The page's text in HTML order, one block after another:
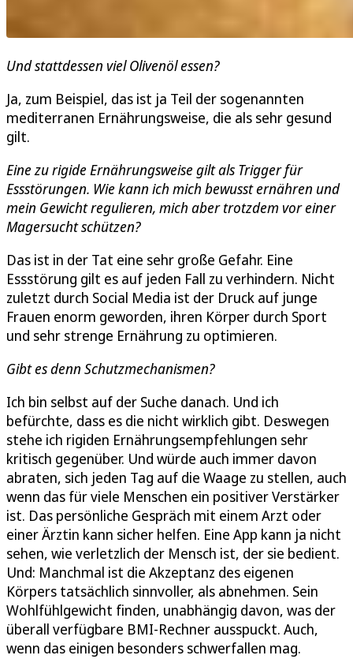
Und stattdessen viel Olivenöl essen?
Ja, zum Beispiel, das ist ja Teil der sogenannten
mediterranen Ernährungsweise, die als sehr gesund
gilt.
Eine zu rigide Ernährungsweise gilt als Trigger für
Essstörungen. Wie kann ich mich bewusst ernähren und
mein Gewicht regulieren, mich aber trotzdem vor einer
Magersucht schützen?
Das ist in der Tat eine sehr große Gefahr. Eine
Essstörung gilt es auf jeden Fall zu verhindern. Nicht
zuletzt durch Social Media ist der Druck auf junge
Frauen enorm geworden, ihren Körper durch Sport
und sehr strenge Ernährung zu optimieren.
Gibt es denn Schutzmechanismen?
Ich bin selbst auf der Suche danach. Und ich
befürchte, dass es die nicht wirklich gibt. Deswegen
stehe ich rigiden Ernährungsempfehlungen sehr
kritisch gegenüber. Und würde auch immer davon
abraten, sich jeden Tag auf die Waage zu stellen, auch
wenn das für viele Menschen ein positiver Verstärker
ist. Das persönliche Gespräch mit einem Arzt oder
einer Ärztin kann sicher helfen. Eine App kann ja nicht
sehen, wie verletzlich der Mensch ist, der sie bedient.
Und: Manchmal ist die Akzeptanz des eigenen
Körpers tatsächlich sinnvoller, als abnehmen. Sein
Wohlfühlgewicht finden, unabhängig davon, was der
überall verfügbare BMI-Rechner ausspuckt. Auch,
wenn das einigen besonders schwerfallen mag.